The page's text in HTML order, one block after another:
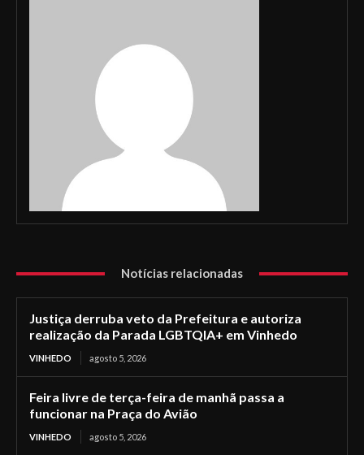
Notícias relacionadas
Justiça derruba veto da Prefeitura e autoriza
realização da Parada LGBTQIA+ em Vinhedo
VINHEDO agosto 5, 2026
Feira livre de terça-feira de manhã passa a
funcionar na Praça do Avião
VINHEDO agosto 5, 2026